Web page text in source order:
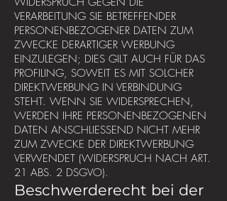
VERARBEITUNG SIE BETREFFENDER
PERSONENBEZOGENER DATEN ZUM
ZWECKE DERARTIGER WERBUNG
EINZULEGEN; DIES GILT AUCH FÜR DAS
PROFILING, SOWEIT ES MIT SOLCHER
DIREKTWERBUNG IN VERBINDUNG
STEHT. WENN SIE WIDERSPRECHEN,
WERDEN IHRE PERSONENBEZOGENEN
DATEN ANSCHLIESSEND NICHT MEHR
ZUM ZWECKE DER DIREKTWERBUNG
VERWENDET (WIDERSPRUCH NACH ART.
21 ABS. 2 DSGVO).
Beschwerde­recht bei der